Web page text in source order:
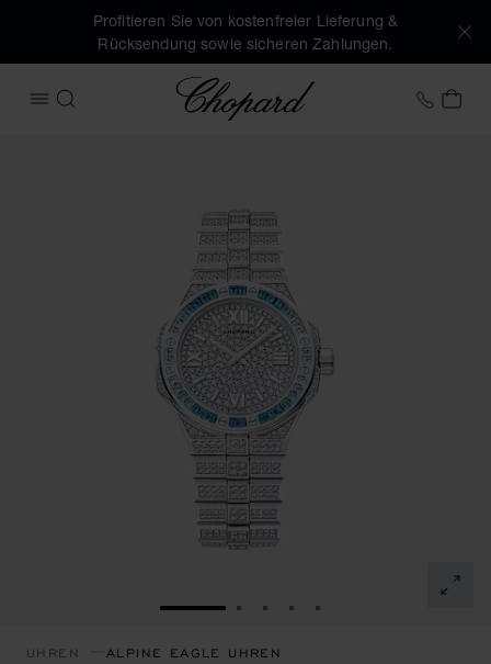
Profitieren Sie von kostenfreier Lieferung &
Rücksendung sowie sicheren Zahlungen.
MENÜ ÖFFNEN
SUCHEN
Chopard +49
ZUR FOLIE GEHEN 1
ZUR FOLIE GEHEN 2
ZUR FOLIE GEHEN 3
ZUR FOLIE GEHEN 4
ZUR FOLIE GEHEN
UHREN ALPINE EAGLE UHREN